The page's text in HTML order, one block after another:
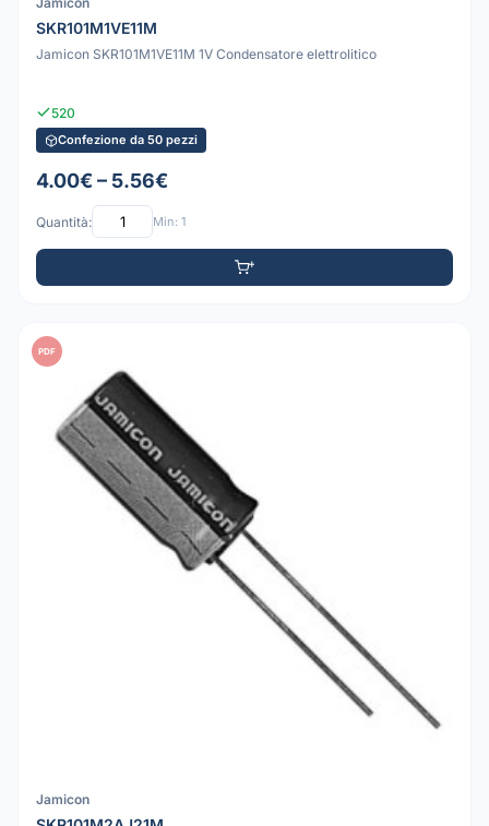
SKR101M1VE11M
Jamicon SKR101M1VE11M 1V Condensatore elettrolitico
520
Confezione da 50 pezzi
4.00€ – 5.56€
Quantità: Min: 1
PDF
Jamicon